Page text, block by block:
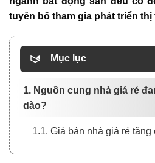
tuyên bố tham gia phát triển
Mục lục
1. Nguồn cung nhà giá rẻ
dào?
1.1. Giá bán nhà giá rẻ tăng